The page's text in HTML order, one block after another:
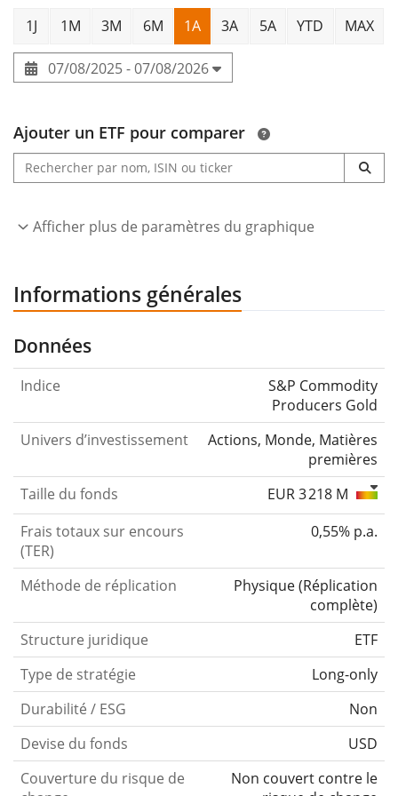
1J 1M 3M 6M 1A 3A 5A YTD MAX
07/08/2025 - 07/08/2026
Ajouter un ETF pour comparer
Afficher plus de paramètres du graphique
Informations générales
Données
Indice
S&P Commodity
Producers Gold
Univers d’investissement
Actions, Monde, Matières
premières
Taille du fonds
EUR 3 218 M
Frais totaux sur encours
(TER)
0,55% p.a.
Méthode de réplication Physique(Réplication
complète)
Structure juridique
ETF
Type de stratégie
Long-only
Durabilité / ESG
Non
Devise du fonds
USD
Couverture du risque de
Non couvert contre le